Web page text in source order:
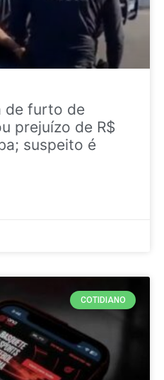
de furto de
prejuízo de R$
suspeito é
COTIDIANO